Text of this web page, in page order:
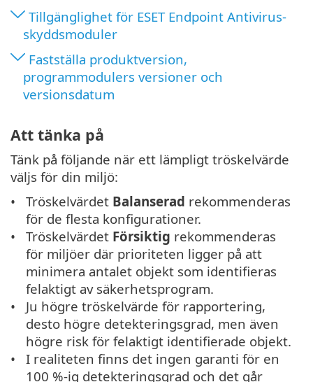
Tillgänglighet för ESET Endpoint Antivirus-
skyddsmoduler
Fastställa produktversion,
programmodulers versioner och
versionsdatum
Att tänka på
Tänk på följande när ett lämpligt tröskelvärde
väljs för din miljö:
Tröskelvärdet Balanserad rekommenderas
för de flesta konfigurationer.
Tröskelvärdet Försiktig rekommenderas
för miljöer där prioriteten ligger på att
minimera antalet objekt som identifieras
felaktigt av säkerhetsprogram.
Ju högre tröskelvärde för rapportering,
desto högre detekteringsgrad, men även
högre risk för felaktigt identifierade objekt.
I realiteten finns det ingen garanti för en
100 %-ig detekteringsgrad och det går